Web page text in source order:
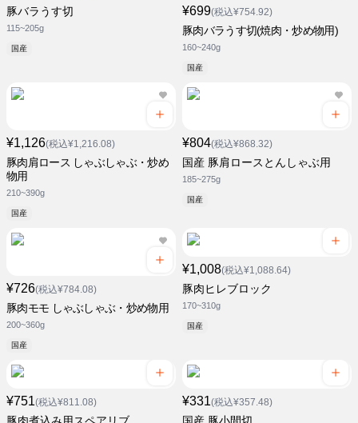
豚バラうす切
115~205g
国産
¥699(税込¥754.92)
豚肉バラうす切(焼肉・炒め物用)
160~240g
国産
¥1,126(税込¥1,216.08)
豚肉肩ロース しゃぶしゃぶ・炒め
物用
210~390g
国産
¥804(税込¥868.32)
国産 豚肩ロースとんしゃぶ用
185~275g
国産
¥726(税込¥784.08)
豚肉モモ しゃぶしゃぶ・炒め物用
200~360g
国産
¥1,008(税込¥1,088.64)
豚肉ヒレブロック
170~310g
国産
¥751(税込¥811.08) ¥331(税込¥357.48)